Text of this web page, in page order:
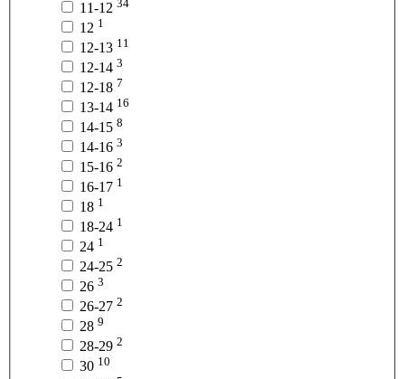
11-12 34
12 1
12-13 11
12-14 3
12-18 7
13-14 16
14-15 8
14-16 3
15-16 2
16-17 1
18 1
18-24 1
24 1
24-25 2
26 3
26-27 2
28 9
28-29 2
30 10